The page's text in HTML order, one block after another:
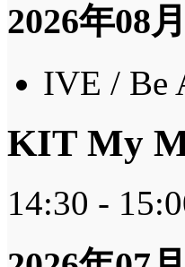
2026年08
IVE / Be
KIT My
14:30 -